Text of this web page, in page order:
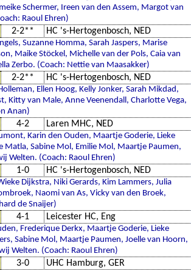
Schermer, Ireen van den Assem, Margot van
Raoul Ehren)
2-2** HC 's-Hertogenbosch, NED
Suzanne Homma, Sarah Jaspers, Marise
Maike Stöckel, Michelle van der Pols, Caia van
Zerbo. (Coach: Nettie van Maasakker)
2-2** HC 's-Hertogenbosch, NED
Ellen Hoog, Kelly Jonker, Sarah Mikdad,
Kitty van Male, Anne Veenendall, Charlotte Vega,
Anan)
4-2 Laren MHC, NED
Karin den Ouden, Maartje Goderie, Lieke
Matla, Sabine Mol, Emilie Mol, Maartje Paumen,
Welten. (Coach: Raoul Ehren)
1-0 HC 's-Hertogenbosch, NED
Dijkstra, Niki Gerards, Kim Lammers, Julia
Naomi van As, Vicky van den Broek,
de Snaijer)
4-1 Leicester HC, Eng
Frederique Derkx, Maartje Goderie, Lieke
Sabine Mol, Maartje Paumen, Joelle van Hoorn,
Welten. (Coach: Raoul Ehren)
3-0 UHC Hamburg, GER